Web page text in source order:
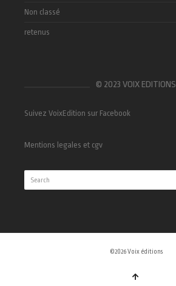
Non classé
retenus
© 2023 VOIX EDITIONS
Suivez VoixEdition sur Facebook
Mentions legales et cgv
©2026 Voix éditions